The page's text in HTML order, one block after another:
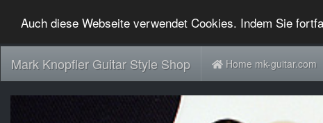
Auch diese Webseite verwendet Cookies. Indem Sie
Mark Knopfler Guitar Style Shop Home mk-guitar.com
Previous